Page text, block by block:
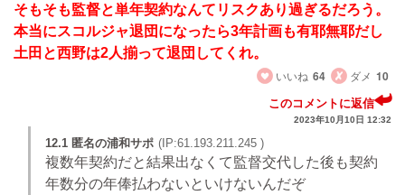
そもそも監督と単年契約なんてリスクあり過ぎるだろう。
本当にスコルジャ退団になったら3年計画も有耶無耶だし
土田と西野は2人揃って退団してくれ。
いいね 64 ダメ 10
このコメントに返信
2023年10月10日 12:32
12.1 匿名の浦和サポ (IP:61.193.211.245 )
複数年契約だと結果出なくて監督交代した後も契約
年数分の年俸払わないといけないんだぞ